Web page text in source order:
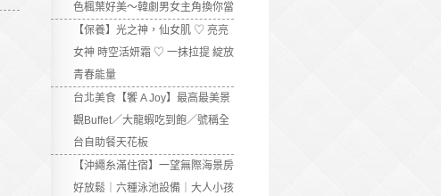
色楓葉好美～韓劇男女主角換你當
【保養】光之神，仙女肌 ♡ 亮亮
女神 時空活妍霜 ♡ 一抹拉提 綻放
青春能量
台北美食【饗 A Joy】最高最美景
觀Buffet／大龍蝦吃到飽／號稱全
台自助餐天花板
【沖繩糸滿住宿】一望無際海景房
好放鬆｜六種泳池設備｜大人小孩